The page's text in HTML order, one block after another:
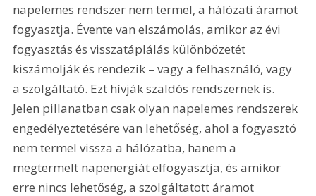
napelemes rendszer nem termel, a hálózati áramot
fogyasztja. Évente van elszámolás, amikor az évi
fogyasztás és visszatáplálás különbözetét
kiszámolják és rendezik – vagy a felhasználó, vagy
a szolgáltató. Ezt hívják szaldós rendszernek is.
Jelen pillanatban csak olyan napelemes rendszerek
engedélyeztetésére van lehetőség, ahol a fogyasztó
nem termel vissza a hálózatba, hanem a
megtermelt napenergiát elfogyasztja, és amikor
erre nincs lehetőség, a szolgáltatott áramot